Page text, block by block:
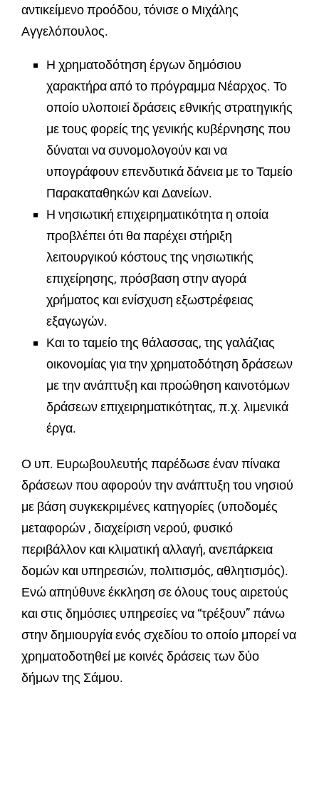
αντικείμενο προόδου, τόνισε ο Μιχάλης
Αγγελόπουλος.
Η χρηματοδότηση έργων δημόσιου
χαρακτήρα από το πρόγραμμα Νέαρχος. Το
οποίο υλοποιεί δράσεις εθνικής στρατηγικής
με τους φορείς της γενικής κυβέρνησης που
δύναται να συνομολογούν και να
υπογράφουν επενδυτικά δάνεια με το Ταμείο
Παρακαταθηκών και Δανείων.
Η νησιωτική επιχειρηματικότητα η οποία
προβλέπει ότι θα παρέχει στήριξη
λειτουργικού κόστους της νησιωτικής
επιχείρησης, πρόσβαση στην αγορά
χρήματος και ενίσχυση εξωστρέφειας
εξαγωγών.
Και το ταμείο της θάλασσας, της γαλάζιας
οικονομίας για την χρηματοδότηση δράσεων
με την ανάπτυξη και προώθηση καινοτόμων
δράσεων επιχειρηματικότητας, π.χ. λιμενικά
έργα.
Ο υπ. Ευρωβουλευτής παρέδωσε έναν πίνακα
δράσεων που αφορούν την ανάπτυξη του νησιού
με βάση συγκεκριμένες κατηγορίες (υποδομές
μεταφορών , διαχείριση νερού, φυσικό
περιβάλλον και κλιματική αλλαγή, ανεπάρκεια
δομών και υπηρεσιών, πολιτισμός, αθλητισμός).
Ενώ απηύθυνε έκκληση σε όλους τους αιρετούς
και στις δημόσιες υπηρεσίες να “τρέξουν” πάνω
στην δημιουργία ενός σχεδίου το οποίο μπορεί να
χρηματοδοτηθεί με κοινές δράσεις των δύο
δήμων της Σάμου.